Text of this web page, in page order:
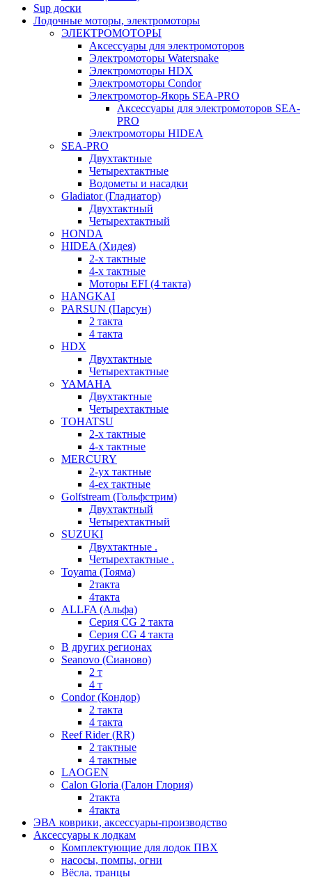
Sup доски
Лодочные моторы, электромоторы
ЭЛЕКТРОМОТОРЫ
Аксессуары для электромоторов
Электромоторы Watersnake
Электромоторы HDX
Электромоторы Condor
Электромотор-Якорь SEA-PRO
Аксессуары для электромоторов SEA-
PRO
Электромоторы HIDEA
SEA-PRO
Двухтактные
Четырехтактные
Водометы и насадки
Gladiator (Гладиатор)
Двухтактный
Четырехтактный
HONDA
HIDEA (Хидея)
2-х тактные
4-х тактные
Моторы EFI (4 такта)
HANGKAI
PARSUN (Парсун)
2 такта
4 такта
HDX
Двухтактные
Четырехтактные
YAMAHA
Двухтактные
Четырехтактные
TOHATSU
2-х тактные
4-х тактные
MERCURY
2-ух тактные
4-ех тактные
Golfstream (Гольфстрим)
Двухтактный
Четырехтактный
SUZUKI
Двухтактные .
Четырехтактные .
Toyama (Тояма)
2такта
4такта
ALLFA (Альфа)
Серия СG 2 такта
Серия СG 4 такта
В других регионах
Seanovo (Сианово)
2 т
4 т
Condor (Кондор)
2 такта
4 такта
Reef Rider (RR)
2 тактные
4 тактные
LAOGEN
Calon Gloria (Галон Глория)
2такта
4такта
ЭВА коврики, аксессуары-производство
Аксессуары к лодкам
Комплектующие для лодок ПВХ
насосы, помпы, огни
Вёсла, транцы